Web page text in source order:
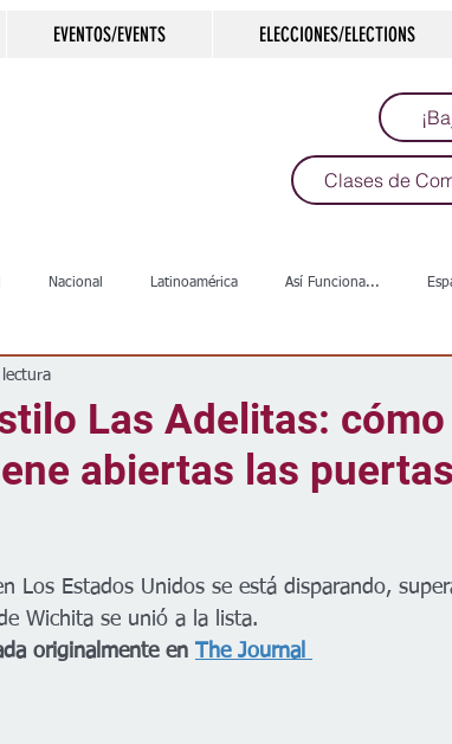
EVENTOS/EVENTS ELECCIONES/ELECTIONS
Clases de
Nacional Latinoamérica Así Funciona...
Arte & Cultura
Calles Desamparados Carreteras Comunidad
Las Adelitas:
abiertas las
Los Estados Unidos se está disparando,
Wichita se unió a la lista.
originalmente en The Journal